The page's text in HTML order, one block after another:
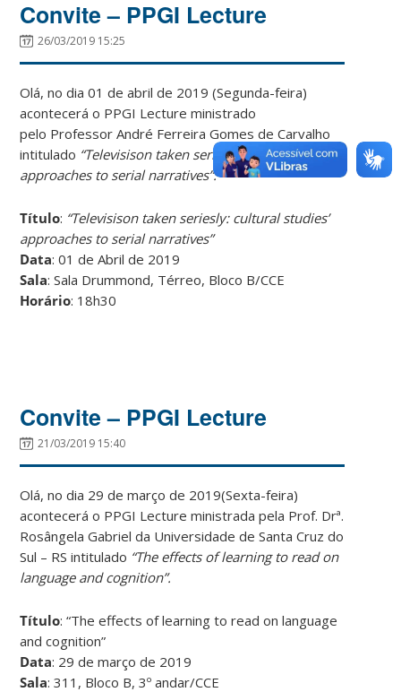
Convite – PPGI Lecture
26/03/2019 15:25
Olá, no dia 01 de abril de 2019 (Segunda-feira)
acontecerá o PPGI Lecture ministrado
pelo Professor André Ferreira Gomes de Carvalho
intitulado “Televisison taken seriesly: cultural studies’
approaches to serial narratives”.
Título: “Televisison taken seriesly: cultural studies’
approaches to serial narratives”
Data: 01 de Abril de 2019
Sala: Sala Drummond, Térreo, Bloco B/CCE
Horário: 18h30
Convite – PPGI Lecture
21/03/2019 15:40
Olá, no dia 29 de março de 2019(Sexta-feira)
acontecerá o PPGI Lecture ministrada pela Prof. Drª.
Rosângela Gabriel da Universidade de Santa Cruz do
Sul – RS intitulado “The effects of learning to read on
language and cognition”.
Título: “The effects of learning to read on language
and cognition”
Data: 29 de março de 2019
Sala: 311, Bloco B, 3º andar/CCE